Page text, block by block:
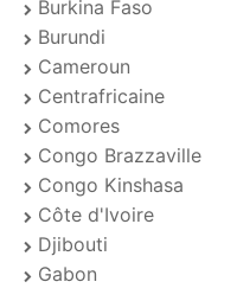
Burkina Faso
Burundi
Cameroun
Centrafricaine
Comores
Congo Brazzaville
Congo Kinshasa
Côte d'Ivoire
Djibouti
Gabon